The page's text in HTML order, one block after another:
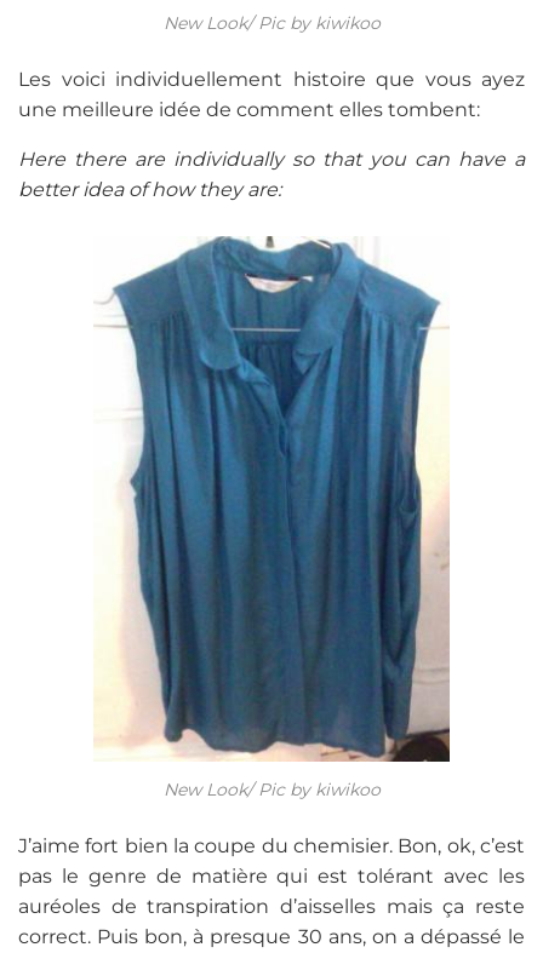
New Look/ Pic by kiwikoo
Les voici individuellement histoire que vous ayez
une meilleure idée de comment elles tombent:
Here there are individually so that you can have a
better idea of how they are:
New Look/ Pic by kiwikoo
J’aime fort bien la coupe du chemisier. Bon, ok, c’est
pas le genre de matière qui est tolérant avec les
auréoles de transpiration d’aisselles mais ça reste
correct. Puis bon, à presque 30 ans, on a dépassé le